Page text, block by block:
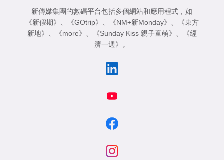
新傳媒集團的數碼平台包括多個網站和應用程式，如
《新假期》 、 《GOtrip》 、 《NM+新Monday》 、
《東方
新地》 、 《more》 、 《Sunday Kiss 親子童萌》 、
《經
濟一週》 。